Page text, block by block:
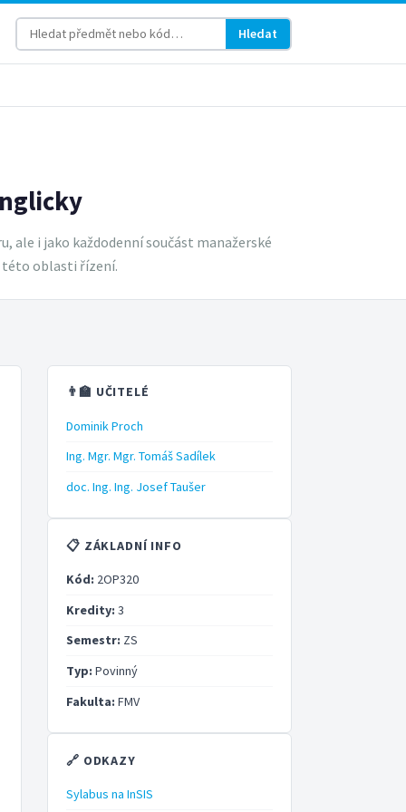
Hledat
ale i jako každodenní součást manažerské
této oblasti řízení.
👨‍🏫 UČITELÉ
Dominik Proch
Ing. Mgr. Mgr. Tomáš Sadílek
doc. Ing. Ing. Josef Taušer
📋 ZÁKLADNÍ INFO
Kód: 2OP320
Kredity: 3
Semestr: ZS
Typ: Povinný
Fakulta: FMV
🔗 ODKAZY
Sylabus na InSIS